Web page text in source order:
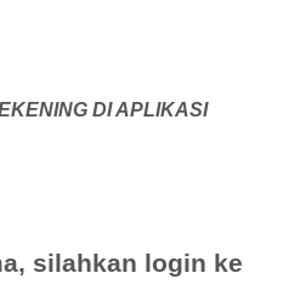
DI APLIKASI
silahkan login ke